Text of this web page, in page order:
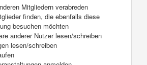
Mitgliedern verabreden
finden, die ebenfalls diese
besuchen möchten
anderer Nutzer lesen/schreiben
lesen/schreiben